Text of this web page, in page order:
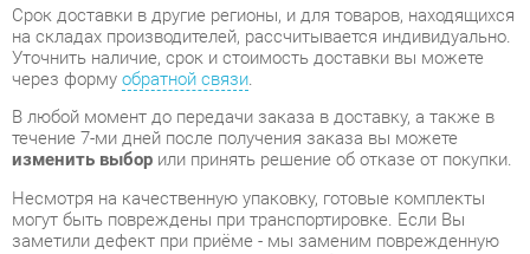
В любой момент до передачи заказа в доставку, а также в
течение 7-ми дней после получения заказа вы можете
изменить выборили принять решение об отказе от покупки.
могут быть повреждены при транспортировке. Если Вы
заметили дефект при приёме - мы заменим поврежденную
деталь.Повторная доставкатовара -бесплатна.
На всю мебель категории Готовые комплекты
распространяетсягарантия 1 год, а на некоторые модели – 2
года с момента приобретения.